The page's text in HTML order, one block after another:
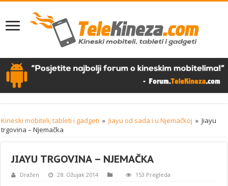
Kineski mobiteli, tableti i gadgeti » Jiayu od sada i u Njemačkoj » Jiayu
trgovina – Njemačka
JIAYU TRGOVINA – NJEMAČKA
Dražen 28. Ožujak 2014 153 Pregleda